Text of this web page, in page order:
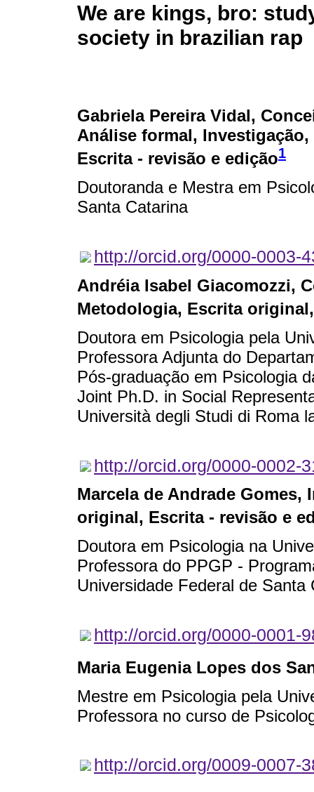
We are kings, bro:
society in brazilian rap
Gabriela Pereira Vidal,
Análise formal,
Escrita - revisão e edição1
Doutoranda e Mestra em
Santa Catarina
http://orcid.org/0000-0003-
Andréia Isabel Giacomozzi,
Metodologia, Escrita
Doutora em Psicologia pela
Professora Adjunta do
Pós-graduação em Psicologia
Joint Ph.D. in Social
Università degli Studi di Roma
http://orcid.org/0000-0002-
Marcela de Andrade Gomes,
original, Escrita - revisão e
Doutora em Psicologia na
Professora do PPGP -
Universidade Federal de Santa
http://orcid.org/0000-0001-
Maria Eugenia Lopes dos
Mestre em Psicologia pela
Professora no curso de
http://orcid.org/0009-0007-